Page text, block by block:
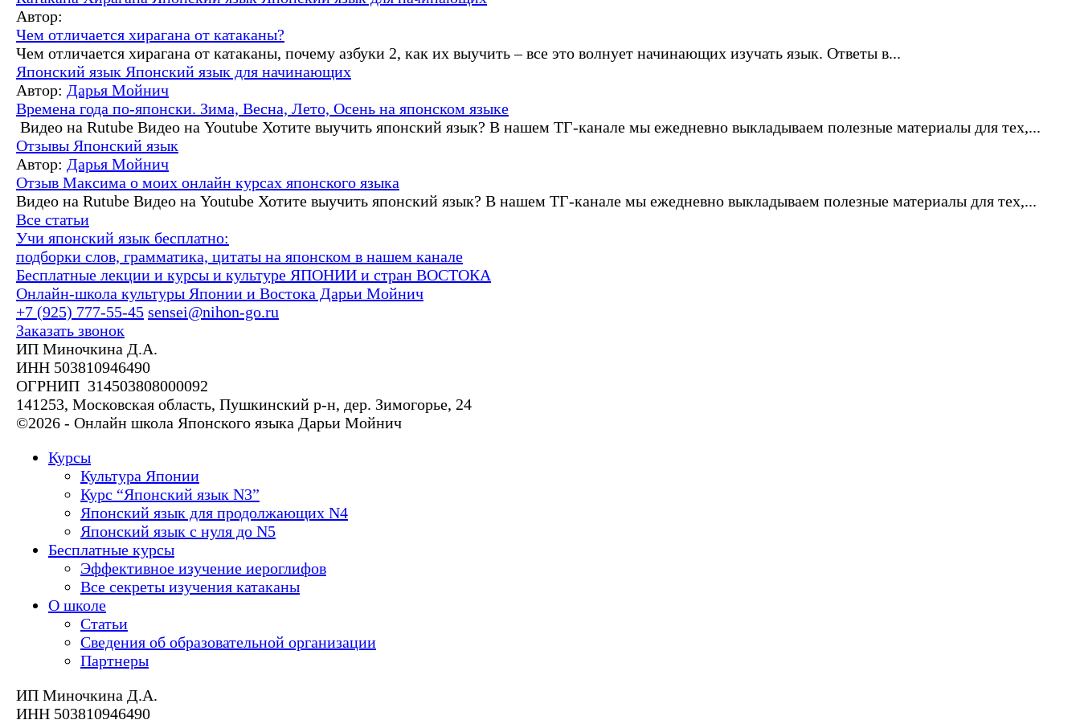
Автор:
Чем отличается хирагана от катаканы?
Чем отличается хирагана от катаканы, почему азбуки 2, как их выучить – все это волнует начинающих изучать язык. Ответы в...
Японский язык Японский язык для начинающих
Автор: Дарья Мойнич
Времена года по-японски. Зима, Весна, Лето, Осень на японском языке
Видео на Rutube Видео на Youtube Хотите выучить японский язык? В нашем ТГ-канале мы ежедневно выкладываем полезные материалы для тех,...
Отзывы Японский язык
Автор: Дарья Мойнич
Отзыв Максима о моих онлайн курсах японского языка
Видео на Rutube Видео на Youtube Хотите выучить японский язык? В нашем ТГ-канале мы ежедневно выкладываем полезные материалы для тех,...
Все статьи
Учи японский язык бесплатно:
подборки слов, грамматика, цитаты на японском в нашем канале
Бесплатные лекции и курсы и культуре ЯПОНИИ и стран ВОСТОКА
Онлайн-школа культуры Японии и Востока Дарьи Мойнич
+7 (925) 777-55-45 sensei@nihon-go.ru
Заказать звонок
ИП Миночкина Д.А.
ИНН 503810946490
ОГРНИП 314503808000092
141253, Московская область, Пушкинский р-н, дер. Зимогорье, 24
©2026 - Онлайн школа Японского языка Дарьи Мойнич
Курсы
Культура Японии
Курс “Японский язык N3”
Японский язык для продолжающих N4
Японский язык с нуля до N5
Бесплатные курсы
Эффективное изучение иероглифов
Все секреты изучения катаканы
О школе
Статьи
Сведения об образовательной организации
Партнеры
ИП Миночкина Д.А.
ИНН 503810946490